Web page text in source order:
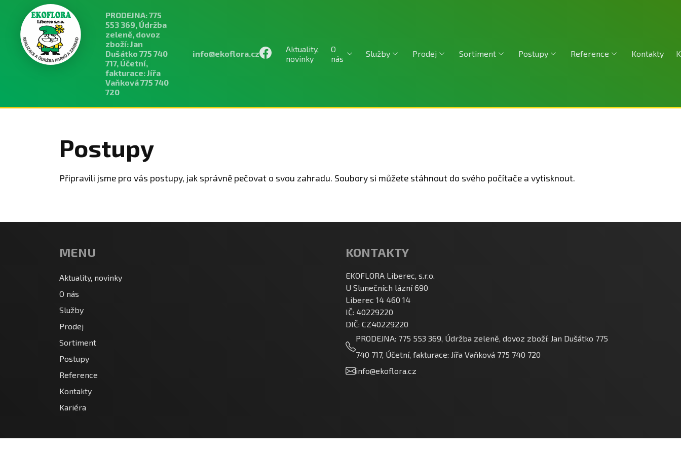
PRODEJNA: 775
553 369, Údržba
zeleně, dovoz
zboží: Jan
Dušátko 775 740
717, Účetní,
fakturace: Jířa
Vaňková 775 740
720
info@ekoflora.cz
Aktuality,
novinky
O
nás
Služby Prodej Sortiment Postupy Reference Kontakty
Postupy
Připravili jsme pro vás postupy, jak správně pečovat o svou zahradu. Soubory si můžete stáhnout do svého počítače a vytisknout.
MENU
Aktuality, novinky
O nás
Služby
Prodej
Sortiment
Postupy
Reference
Kontakty
Kariéra
KONTAKTY
EKOFLORA Liberec, s.r.o.
U Slunečních lázní 690
Liberec 14 460 14
IČ: 40229220
DIČ: CZ40229220
PRODEJNA: 775 553 369, Údržba zeleně, dovoz zboží: Jan Dušátko 775
740 717, Účetní, fakturace: Jířa Vaňková 775 740 720
info@ekoflora.cz